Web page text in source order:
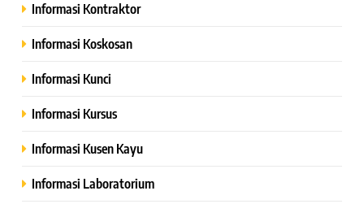
Informasi Kontraktor
Informasi Koskosan
Informasi Kunci
Informasi Kursus
Informasi Kusen Kayu
Informasi Laboratorium